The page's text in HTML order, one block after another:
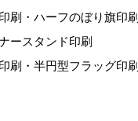
刷・ハーフのぼり旗印刷
ースタンド印刷
刷・半円型フラッグ印刷